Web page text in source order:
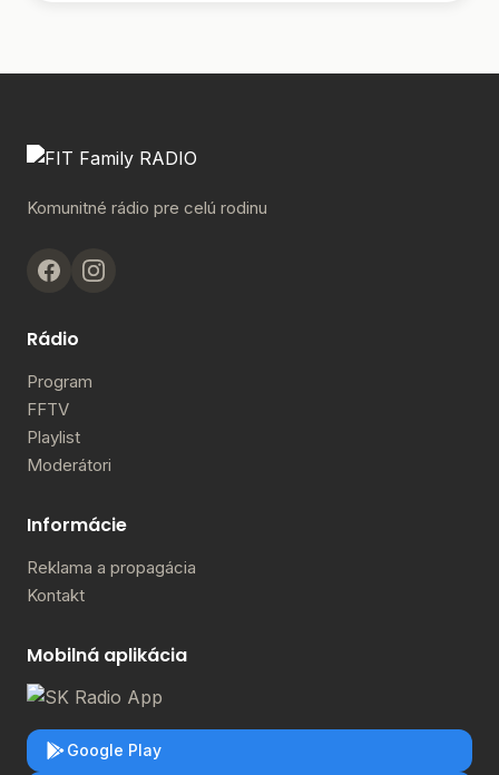
Komunitné rádio pre celú rodinu
Rádio
Program
FFTV
Playlist
Moderátori
Informácie
Reklama a propagácia
Kontakt
Mobilná aplikácia
Google Play